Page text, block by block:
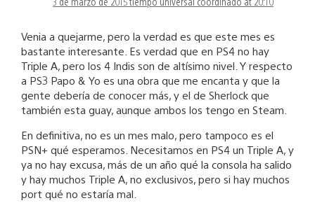
Venia a quejarme, pero la verdad es que este mes es
bastante interesante. Es verdad que en PS4 no hay
Triple A, pero los 4 Indis son de altísimo nivel. Y respecto
a PS3 Papo & Yo es una obra que me encanta y que la
gente debería de conocer más, y el de Sherlock que
también esta guay, aunque ambos los tengo en Steam.
En definitiva, no es un mes malo, pero tampoco es el
PSN+ qué esperamos. Necesitamos en PS4 un Triple A, y
ya no hay excusa, más de un año qué la consola ha salido
y hay muchos Triple A, no exclusivos, pero si hay muchos
port qué no estaría mal.